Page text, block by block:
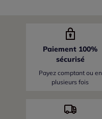
Paiement 100%
sécurisé
Payez comptant ou en
plusieurs fois